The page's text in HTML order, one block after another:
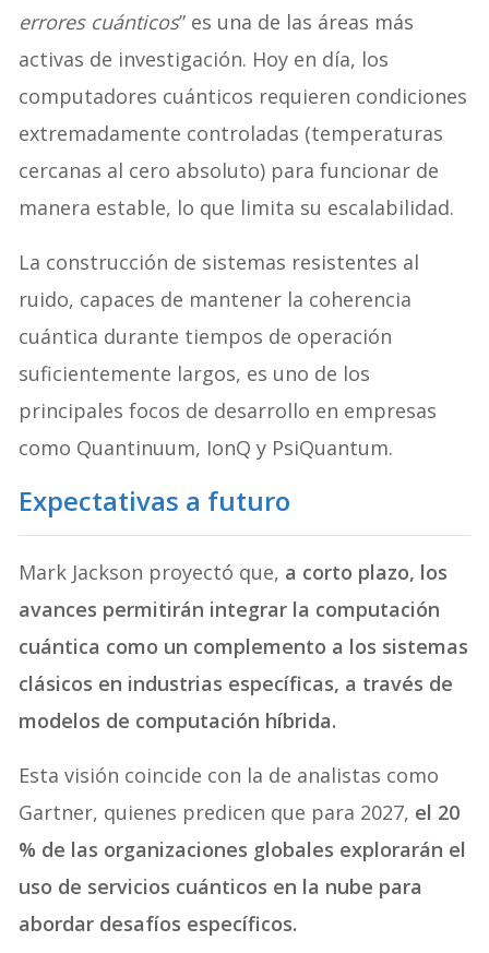
errores cuánticos” es una de las áreas más
activas de investigación. Hoy en día, los
computadores cuánticos requieren condiciones
extremadamente controladas (temperaturas
cercanas al cero absoluto) para funcionar de
manera estable, lo que limita su escalabilidad.
La construcción de sistemas resistentes al
ruido, capaces de mantener la coherencia
cuántica durante tiempos de operación
suficientemente largos, es uno de los
principales focos de desarrollo en empresas
como Quantinuum, IonQ y PsiQuantum.
Expectativas a futuro
Mark Jackson proyectó que, a corto plazo, los
avances permitirán integrar la computación
cuántica como un complemento a los sistemas
clásicos en industrias específicas, a través de
modelos de computación híbrida.
Esta visión coincide con la de analistas como
Gartner, quienes predicen que para 2027, el 20
% de las organizaciones globales explorarán el
uso de servicios cuánticos en la nube para
abordar desafíos específicos.